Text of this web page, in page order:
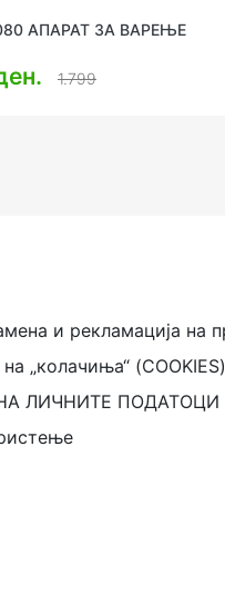
АПАРАТ ЗА ВАРЕЊЕ
1.799
и рекламација на
„колачиња“ (COOKIES)
ЛИЧНИТЕ ПОДАТОЦИ